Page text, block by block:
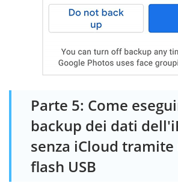
Parte 5: Come
backup dei dati
senza iCloud
flash USB